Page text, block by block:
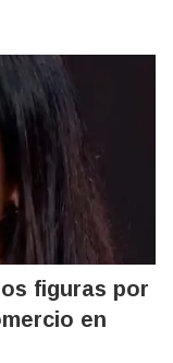
figuras por
en